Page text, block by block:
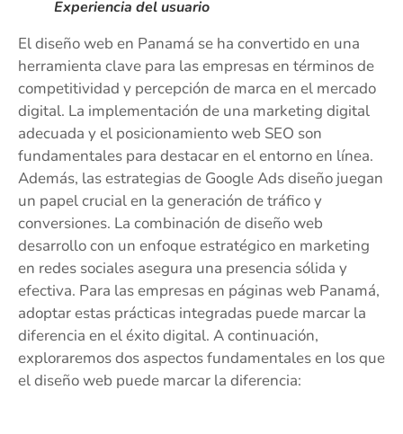
Experiencia del usuario
El diseño web en Panamá se ha convertido en una
herramienta clave para las empresas en términos de
competitividad y percepción de marca en el mercado
digital. La implementación de una marketing digital
adecuada y el posicionamiento web SEO son
fundamentales para destacar en el entorno en línea.
Además, las estrategias de Google Ads diseño juegan
un papel crucial en la generación de tráfico y
conversiones. La combinación de diseño web
desarrollo con un enfoque estratégico en marketing
en redes sociales asegura una presencia sólida y
efectiva. Para las empresas en páginas web Panamá,
adoptar estas prácticas integradas puede marcar la
diferencia en el éxito digital. A continuación,
exploraremos dos aspectos fundamentales en los que
el diseño web puede marcar la diferencia: